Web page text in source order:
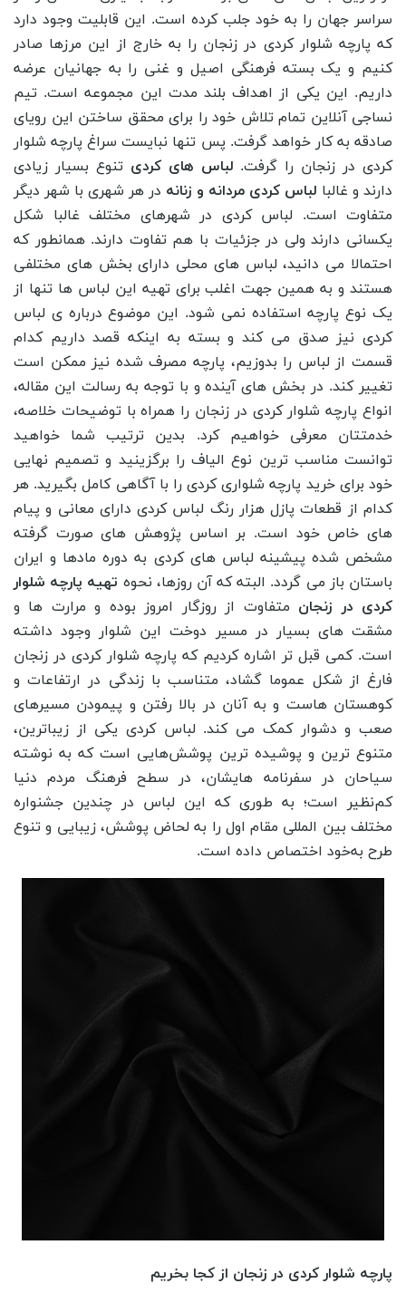
سراسر جهان را به خود جلب کرده است. این قابلیت وجود دارد
که پارچه شلوار کردی در زنجان را به خارج از این مرزها صادر
کنیم و یک بسته فرهنگی اصیل و غنی را به جهانیان عرضه
داریم. این یکی از اهداف بلند مدت این مجموعه است. تیم
نساجی آنلاین تمام تلاش خود را برای محقق ساختن این رویای
صادقه به کار خواهد گرفت. پس تنها نبایست سراغ پارچه شلوار
کردی در زنجان را گرفت. لباس ‌های کردی تنوع بسیار زیادی
دارند و غالبا لباس کردی مردانه و زنانه در هر شهری با شهر دیگر
متفاوت است. لباس کردی در شهرهای مختلف غالبا شکل
یکسانی دارند ولی در جزئیات با هم تفاوت دارند. همانطور که
احتمالا می ‌دانید، لباس ‌های محلی دارای بخش ‌های مختلفی
هستند و به همین جهت اغلب برای تهیه این لباس ‌ها تنها از
یک نوع پارچه استفاده نمی ‌شود. این موضوع درباره‌ ی لباس
کردی نیز صدق می ‌کند و بسته به اینکه قصد داریم کدام
قسمت از لباس را بدوزیم، پارچه مصرف شده نیز ممکن است
تغییر کند. در بخش های آینده و با توجه به رسالت این مقاله،
انواع پارچه شلوار کردی در زنجان را همراه با توضیحات خلاصه،
خدمتتان معرفی خواهیم کرد. بدین ترتیب شما خواهید
توانست مناسب ترین نوع الیاف را برگزینید و تصمیم نهایی
خود برای خرید پارچه شلواری کردی را با آگاهی کامل بگیرید. هر
کدام از قطعات پازل هزار رنگ لباس کردی دارای معانی و پیام
های خاص خود است. بر اساس پژوهش های صورت گرفته
مشخص شده پیشینه لباس های کردی به دوره مادها و ایران
باستان باز می گردد. البته که آن روزها، نحوه تهیه پارچه شلوار
کردی در زنجان متفاوت از روزگار امروز بوده و مرارت ها و
مشقت های بسیار در مسیر دوخت این شلوار وجود داشته
است. کمی قبل تر اشاره کردیم که پارچه شلوار کردی در زنجان
فارغ از شکل عموما گشاد، متناسب با زندگی در ارتفاعات و
کوهستان هاست و به آنان در بالا رفتن و پیمودن مسیرهای
صعب و دشوار کمک می کند. لباس کردی یکی از زیباترین،
متنوع ‌ترین و پوشیده ‌ترین پوشش‌هایی است که به نوشته
سیاحان در سفرنامه ‌هایشان، در سطح فرهنگ مردم دنیا
کم‌نظیر است؛ به طوری که این لباس در چندین جشنواره
مختلف بین ‌المللی مقام اول را به لحاض پوشش، زیبایی و تنوع
طرح به‌خود اختصاص داده است.
پارچه شلوار کردی در زنجان از کجا بخریم